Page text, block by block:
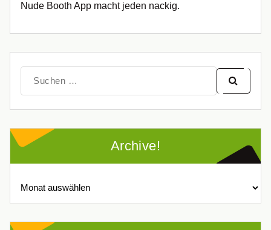
Nude Booth App macht jeden nackig.
nach:
Archive!